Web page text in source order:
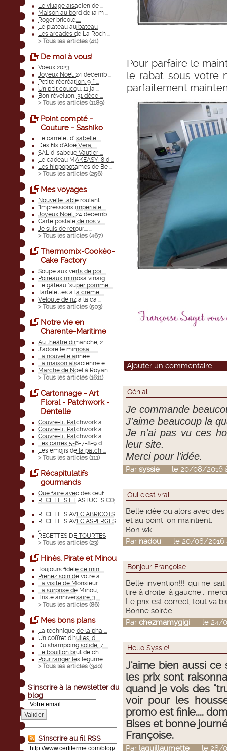
Le village alsacien de ...
Maison au bord de la m ...
Roger bricole.....
Le plateau au bateau
Les arcades de La Roch ...
> Tous les articles (41)
De moi à vous!
Voeux 2023
Joyeux Noël, 24 décemb ...
Petite récréation, 9 f ...
Un p'tit coucou, 11 ja ...
Bon réveillon, 31 déce ...
> Tous les articles (1189)
Point compté -
Couture - Sashiko
Le carrelet d'Isabelle ...
Des fils d'Aloe Vera, ...
SAL d'Isabelle Vautier ...
Le cadeau MAKEASY, 8 d ...
Les hippopotames de Be ...
> Tous les articles (256)
Mes voyages
Nouvelle table roulant ...
"Impressions impériale ...
Joyeux Noël, 24 décemb ...
Carte postale de nos v ...
Je suis de retour.... ...
> Tous les articles (467)
Thermomix-Cookéo-
Cake Factory
Soupe aux verts de poi ...
Poireaux mimosa vinaig ...
Le gâteau "super pomme ...
Tartelettes à la crème ...
Velouté de riz à la ca ...
> Tous les articles (503)
Notre vie en
Charente-Maritime
Au théâtre dimanche, 2 ...
J'adore le mimosa.... ...
La nouvelle année.... ...
La maison alsacienne e ...
Marché de Noël à Royan ...
> Tous les articles (1611)
Cartonnage - Art
Floral - Patchwork -
Dentelle
Couvre-lit Patchwork a ...
Couvre-lit Patchwork a ...
Couvre-lit Patchwork a ...
Les carrés 5-6-7-8-9 d ...
Les emojis de la patch ...
> Tous les articles (111)
Récapitulatifs
gourmands
Que faire avec des œuf ...
RECETTES ET ASTUCES CO
...
RECETTES AVEC ABRICOTS
RECETTES AVEC ASPERGES
...
RECETTES DE TOURTES
> Tous les articles (23)
Hinès, Pirate et Minou
Toujours fidèle ce min ...
Prenez soin de votre a ...
La visite de Monsieur ...
La surprise de Minou, ...
Triste anniversaire, 3 ...
> Tous les articles (86)
Mes bons plans
La technique de la pha ...
Un coffret d'huiles, d ...
Du shampoing solide, 7 ...
Le bouillon brut de ch ...
Pour ranger les légume ...
> Tous les articles (340)
S'inscrire à la newsletter du
blog
Valider
S'inscrire au fil RSS
Pour parfaire le
le rabat sous votre
parfaitement
Ajouter un commentaire
Génial
Je commande
J'aime beaucoup la
Je n'ai pas vu ces
leur site.
Merci pour l'idée.
Par syssiele 20/08/2016 à
Oui c'est vrai
Belle idée ou alors avec
et au point, on maintient.
Bon wk.
Par nadoule 20/08/2016 à
Bonjour Françoise
Belle invention!!! qui ne
tire à droite, à gauche...
Le prix est correct, tout va
Bonne soirée.
Par chezmamygigile 24/
Hello Syssie!
J'aime bien aussi
les prix sont
quand je vois des
voir pour les
promo est finie....
Bises et bonne
Françoise.
Par laguillaumettele 28/08/